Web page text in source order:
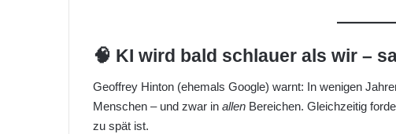
🧠 KI wird bald schlauer als wir –
Geoffrey Hinton (ehemals Google) warnt: In wenigen
Menschen – und zwar in allen Bereichen. Gleichzeitig
zu spät ist.